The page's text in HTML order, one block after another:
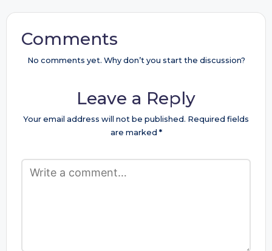
Comments
No comments yet. Why don’t you start the discussion?
Leave a Reply
Your email address will not be published. Required fields
are marked *